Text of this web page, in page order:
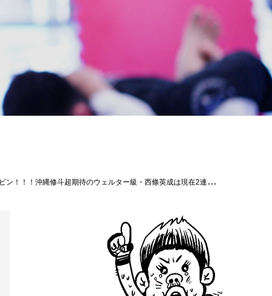
、気合いを入れて全力で勝ちに行きます！ボクシングを1年半やっていたのでパンチ力には自信があります。［大会名］プロフェッショナル修斗公式戦沖縄大会 【THE SHOOTO OKINAWA vol.10】［日時］2024年4月14日（日）［開場］14:00［開始］15:00［会場］ミュージックタウン音市場（沖縄市上地1-1-1)［主催］Theパラエストラ沖縄［認定］インターナショナル修斗コミッション［協力］一般社団法人日本修斗協会/ＥＶＥＲＧＲＯＵＮＤ/Studio Shine/ＪＭＯＣ/ＧＦＣ[特別メイン協賛]沖縄で車販売車両販売承ります！（那覇市古波蔵2-4-8-1）Instagram→→→https://www.instagram.com/like_impala/【G-garage】[特別協賛] 株式会社ファッションキャンディー/ふしくぶカフェ/沖縄広告株式会社/Deshign.SP41/Privatesalon CrossLine/SUIPARA＃道頓堀ワッフル/京都市役所前法律事務所/カルペディエム沖縄［チケット販売］全席完売御礼［お問合わせ］Theパラエストラ沖縄 TEL:098-851-4739[公式ＳＮＳ]THE SHOOTO OKINAWA 公式BlogTHE SHOOTO OKINAWA 公式instagramTHE SHOOTO OKINAWA 公式FACEBOOKTHE SHOOTO OKINAWA 公式TWITTER#shooto0414 #修斗 #shooto #EVERGROUND #斬修斗沖縄 #沖縄 #那覇 #コザ #MMA #総合格闘技 #THESHOOTOOKINAWA